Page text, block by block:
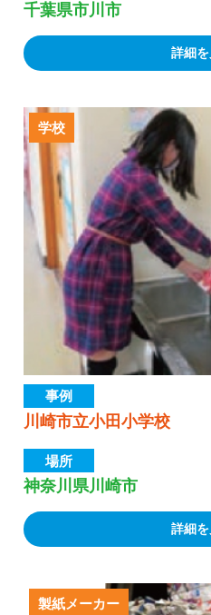
千葉県市川市
詳細
学校
事例
川崎市立小田小学校
場所
神奈川県川崎市
詳細
製紙メーカー